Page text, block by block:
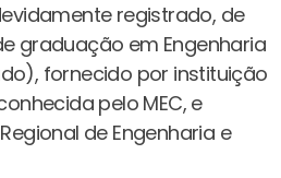
registrado, de
graduação em Engenharia
fornecido por instituição
pelo MEC, e
de Engenharia e